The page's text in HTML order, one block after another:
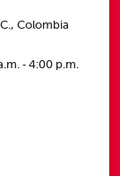
Colombia
‑ 4:00 p.m.